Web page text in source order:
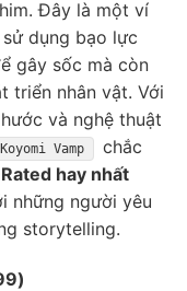
Đây là một ví
dụng bạo lực
gây sốc mà còn
triển nhân vật. Với
và nghệ thuật
Vamp
chắc
hay nhất
những người yêu
storytelling.